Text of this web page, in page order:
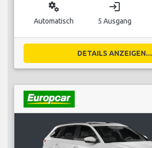
miscellaneous_services
Automatisch
login
5 Ausgang
DETAILS ANZEIGEN...